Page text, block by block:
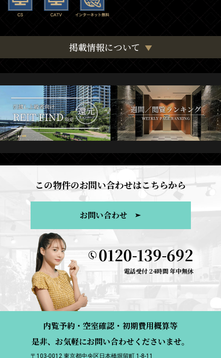
掲載情報について
この物件のお問い合わせはこちらから
お問い合わせ
0120-139-692
電話受付 24時間 年中無休
内覧予約・空室確認・初期費用概算等
是非、お気軽にお問い合わせくださいませ。
〒103-0012 東京都中央区日本橋堀留町 1-8-11